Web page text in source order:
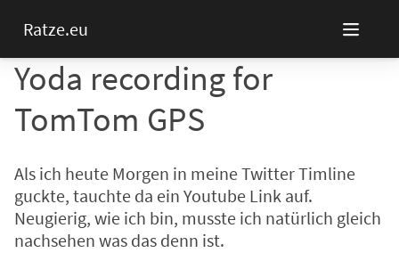
Ratze.eu
Yoda recording for
TomTom GPS
Als ich heute Morgen in meine Twitter Timline
guckte, tauchte da ein Youtube Link auf.
Neugierig, wie ich bin, musste ich natürlich gleich
nachsehen was das denn ist.